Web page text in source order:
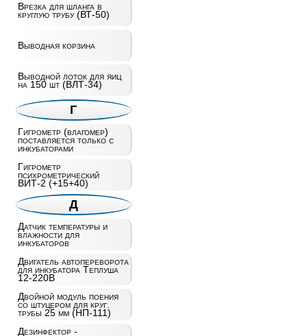
Врезка для шланга в
круглую трубу (ВТ-50)
Выводная корзина
Выводной лоток для яиц
на 150 шт (ВЛТ-34)
Г
Гигрометр (влагомер)
поставляется только с
инкубаторами
Гигрометр
психрометрический
ВИТ-2 (+15+40)
Д
Датчик температуры и
влажности для
инкубаторов
Двигатель автопереворота
для инкубатора Теплуша
12-220В
Двойной модуль поения
со штуцером для круг.
трубы 25 мм (НП-111)
Дезинфектор -